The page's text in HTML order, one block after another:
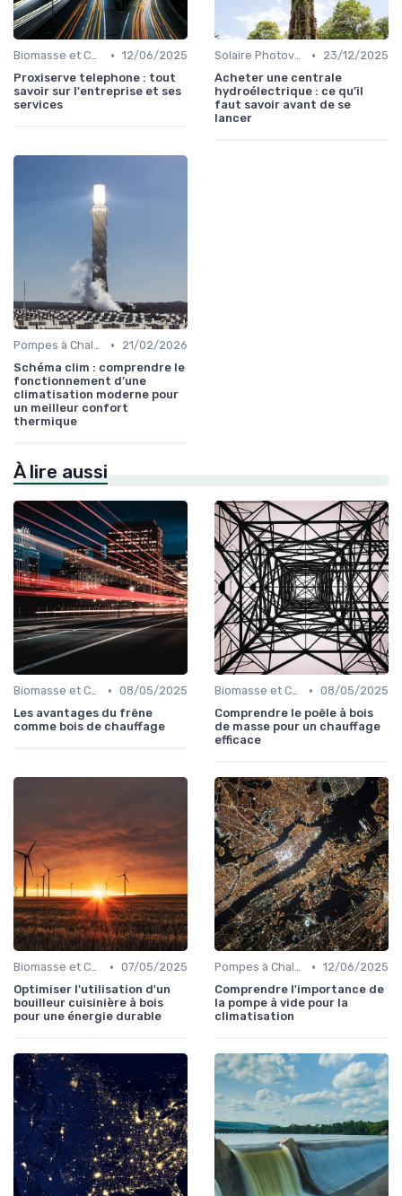
Biomasse et Chauffage Écologique • 12/06/2025
Proxiserve telephone : tout
savoir sur l'entreprise et ses
services
Solaire Photovoltaïque et Thermique •
23/12/2025
Acheter une centrale
hydroélectrique : ce qu’il
faut savoir avant de se
lancer
Pompes à Chaleur et Géothermie •
21/02/2026
Schéma clim : comprendre le
fonctionnement d’une
climatisation moderne pour
un meilleur confort
thermique
À lire aussi
Biomasse et Chauffage Écologique • 08/05/2025
Les avantages du frêne
comme bois de chauffage
Biomasse et Chauffage Écologique • 08/05/2025
Comprendre le poêle à bois
de masse pour un chauffage
efficace
Biomasse et Chauffage Écologique • 07/05/2025
Optimiser l'utilisation d'un
bouilleur cuisinière à bois
pour une énergie durable
Pompes à Chaleur et Géothermie • 12/06/2025
Comprendre l'importance de
la pompe à vide pour la
climatisation